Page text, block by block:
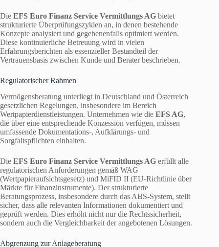
Die EFS Euro Finanz Service Vermittlungs AG bietet
strukturierte Überprüfungszyklen an, in denen bestehende
Konzepte analysiert und gegebenenfalls optimiert werden.
Diese kontinuierliche Betreuung wird in vielen
Erfahrungsberichten als essenzieller Bestandteil der
Vertrauensbasis zwischen Kunde und Berater beschrieben.
Regulatorischer Rahmen
Vermögensberatung unterliegt in Deutschland und Österreich
gesetzlichen Regelungen, insbesondere im Bereich
Wertpapierdienstleistungen. Unternehmen wie die EFS AG,
die über eine entsprechende Konzession verfügen, müssen
umfassende Dokumentations-, Aufklärungs- und
Sorgfaltspflichten einhalten.
Die EFS Euro Finanz Service Vermittlungs AG erfüllt alle
regulatorischen Anforderungen gemäß WAG
(Wertpapieraufsichtsgesetz) und MiFID II (EU-Richtlinie über
Märkte für Finanzinstrumente). Der strukturierte
Beratungsprozess, insbesondere durch das ABS-System, stellt
sicher, dass alle relevanten Informationen dokumentiert und
geprüft werden. Dies erhöht nicht nur die Rechtssicherheit,
sondern auch die Vergleichbarkeit der angebotenen Lösungen.
Abgrenzung zur Anlageberatung